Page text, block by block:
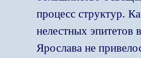
процесс структур.
нелестных эпитетов
Ярослава не